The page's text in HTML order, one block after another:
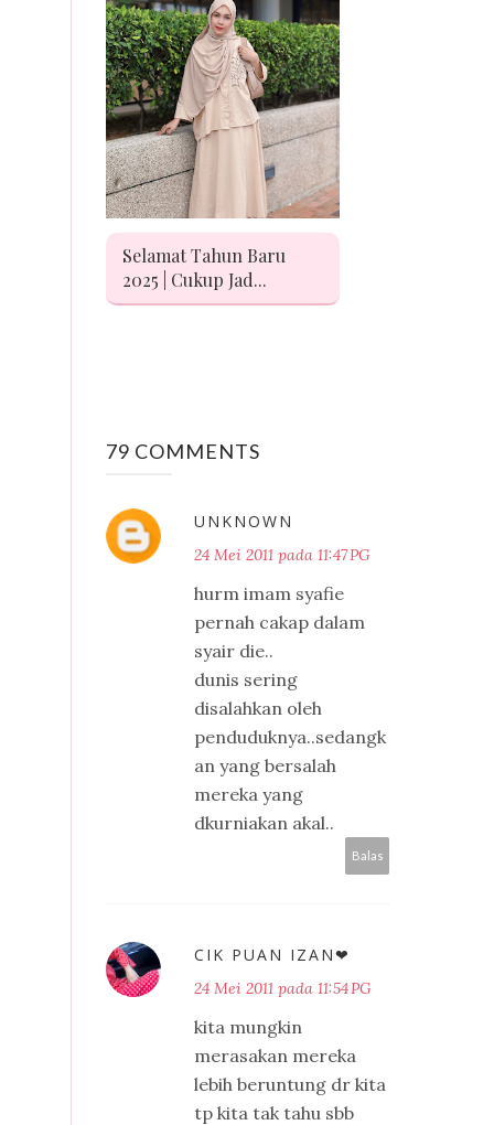
Selamat Tahun Baru
2025 | Cukup Jad...
79 COMMENTS
UNKNOWN
24 Mei 2011 pada 11:47 PG
hurm imam syafie
pernah cakap dalam
syair die..
dunis sering
disalahkan oleh
penduduknya..sedangk
an yang bersalah
mereka yang
dkurniakan akal..
Balas
CIK PUAN IZAN❤
24 Mei 2011 pada 11:54 PG
kita mungkin
merasakan mereka
lebih beruntung dr kita
tp kita tak tahu sbb